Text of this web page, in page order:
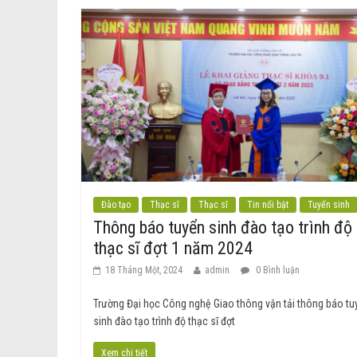
Đào tạo Thạc sĩ Thạc sĩ Tin nổi bật Tuyển sinh
Thông báo tuyển sinh đào tạo trình độ
thạc sĩ đợt 1 năm 2024
18 Tháng Một, 2024 admin 0 Bình luận
Trường Đại học Công nghệ Giao thông vận tải thông báo
sinh đào tạo trình độ thạc sĩ đợt
Xem chi tiết